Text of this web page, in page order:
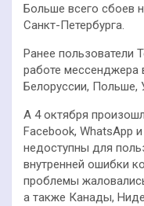
Больше всего сбоев
Санкт-Петербурга.
Ранее пользователи
работе мессенджера
Белоруссии, Польше,
А 4 октября
Facebook, WhatsApp
недоступны для
внутренней ошибки
проблемы
а также Канады,